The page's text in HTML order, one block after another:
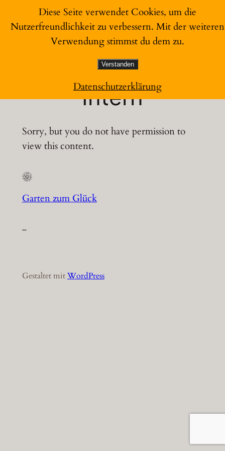
Inhalt
Garten zum Glück
Intern
Sorry, but you do not have permission to
view this content.
Garten zum Glück
–
Gestaltet mitWordPress
Diese Seite verwendet Cookies, um die
Nutzerfreundlichkeit zu verbessern. Mit der weiteren
Verwendung stimmst du dem zu.
Verstanden
Datenschutzerklärung